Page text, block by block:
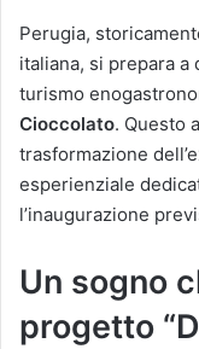
Perugia,
italiana, si prepara
turismo
Cioccolato. Questo
trasformazione
esperienziale
l’inaugurazione
Un sogno
progetto